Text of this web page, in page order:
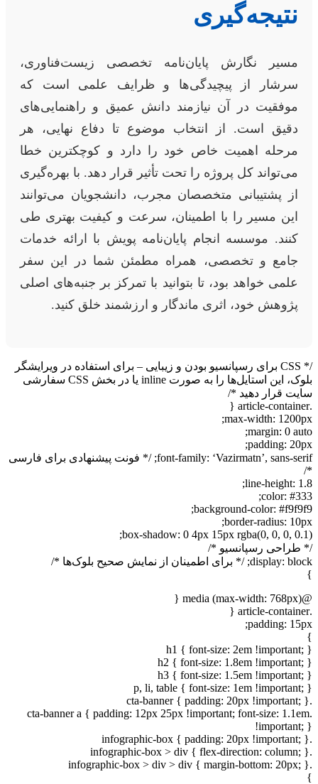
نتیجه‌گیری
مسیر نگارش پایان‌نامه تخصصی زیست‌فناوری،
سرشار از پیچیدگی‌ها و ظرایف علمی است که
موفقیت در آن نیازمند دانش عمیق و راهنمایی‌های
دقیق است. از انتخاب موضوع تا دفاع نهایی، هر
مرحله اهمیت خاص خود را دارد و کوچکترین خطا
می‌تواند کل پروژه را تحت تأثیر قرار دهد. با بهره‌گیری
از پشتیبانی متخصصان مجرب، دانشجویان می‌توانند
این مسیر را با اطمینان، سرعت و کیفیت بهتری طی
کنند. موسسه انجام پایان‌نامه پویش با ارائه خدمات
جامع و تخصصی، همراه مطمئن شما در این سفر
علمی خواهد بود، تا بتوانید با تمرکز بر جنبه‌های اصلی
پژوهش خود، اثری ماندگار و ارزشمند خلق کنید.
/* CSS برای رسپانسیو بودن و زیبایی – برای استفاده در ویرایشگر
بلوک، این استایل‌ها را به صورت inline یا در بخش CSS سفارشی
سایت قرار دهید */
.article-container {
max-width: 1200px;
margin: 0 auto;
padding: 20px;
font-family: ‘Vazirmatn’, sans-serif; /* فونت پیشنهادی برای فارسی
*/
line-height: 1.8;
color: #333;
background-color: #f9f9f9;
border-radius: 10px;
box-shadow: 0 4px 15px rgba(0, 0, 0, 0.1);
/* طراحی رسپانسیو */
display: block; /* برای اطمینان از نمایش صحیح بلوک‌ها */
}
@media (max-width: 768px) {
.article-container {
padding: 15px;
}
h1 { font-size: 2em !important; }
h2 { font-size: 1.8em !important; }
h3 { font-size: 1.5em !important; }
p, li, table { font-size: 1em !important; }
.cta-banner { padding: 20px !important; }
.cta-banner a { padding: 12px 25px !important; font-size: 1.1em
!important; }
.infographic-box { padding: 20px !important; }
.infographic-box > div { flex-direction: column; }
.infographic-box > div > div { margin-bottom: 20px; }
}